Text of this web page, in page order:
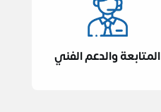
المتابعة والدعم الفني